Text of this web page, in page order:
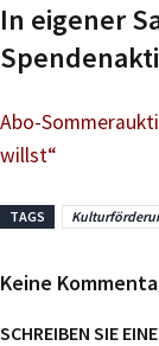
In eigener
Abo-
willst“
TAGS
Keine
SCHREIBEN SIE